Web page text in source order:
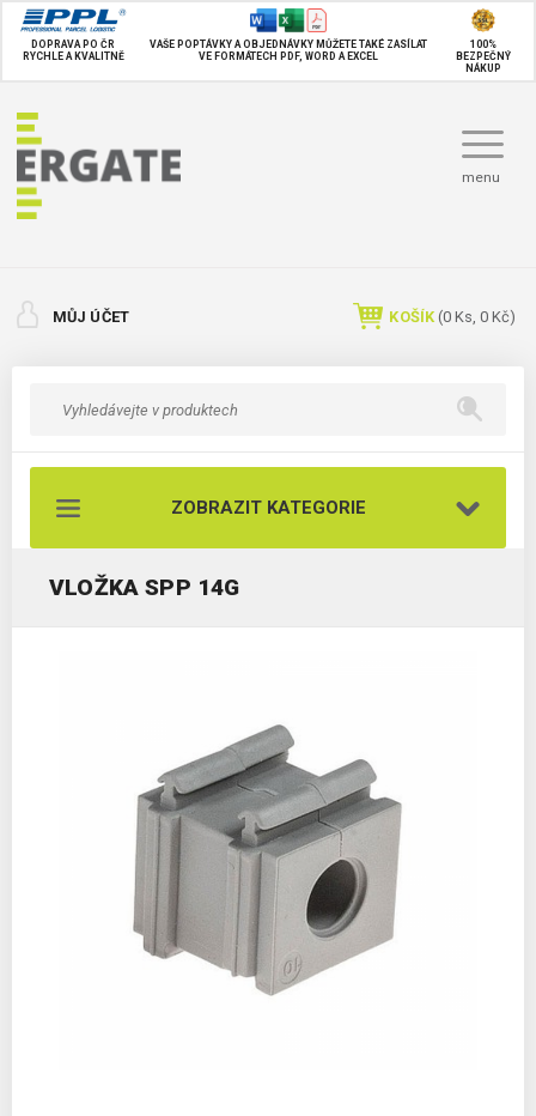
DOPRAVA PO ČR
RYCHLE A KVALITNĚ
VAŠE POPTÁVKY A OBJEDNÁVKY MŮŽETE TAKÉ ZASÍLAT
VE FORMÁTECH PDF, WORD A EXCEL
100%
BEZPEČNÝ
NÁKUP
menu
MŮJ ÚČET KOŠÍK (0 Ks, 0 Kč)
ZOBRAZIT KATEGORIE
VLOŽKA SPP 14G